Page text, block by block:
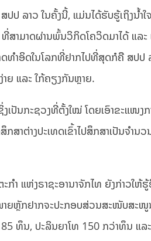
ປ ລາວ ໃນຄັ້ງນີ້, ແມ່ນໄດ້ຮັບຮູ້ເຖິງນໍ້າໃ
ສາມາດຜ່ານພົ້ນວິກິດໂຄວິດມາໄດ້ ແລະ
ທຳອິດໃນໂລກທີ່ຢາກໄປທີ່ສຸດກໍຄື ສປປ
ຍ ແລະ ໃກ້ຄຽງກັນຫຼາຍ.
ເປັນກະຊວງທີ່ຕັ້ງໃໝ່ ໂດຍເອົາຂະແໜງກ
າຕ່າງປະເທດເຂົ້າໄປສຶກສາເປັນຈຳນວ
ຳ ແຫ່ງຣາຊະອານາຈັກໄທ ຍັງກ່າວໃຫ້
າຍຫຼັກຢາກຈະປະກອບສ່ວນສະໜັບສະ
ທຶນ, ປະລິນຍາໂທ 150 ກວ່າທຶນ ແລ